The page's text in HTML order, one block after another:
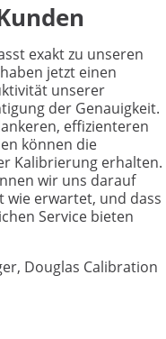
exakt zu unseren
jetzt einen
unserer
der Genauigkeit.
effizienteren
können die
Kalibrierung erhalten.
wir uns darauf
wie erwartet, und dass
Service bieten
Douglas Calibration